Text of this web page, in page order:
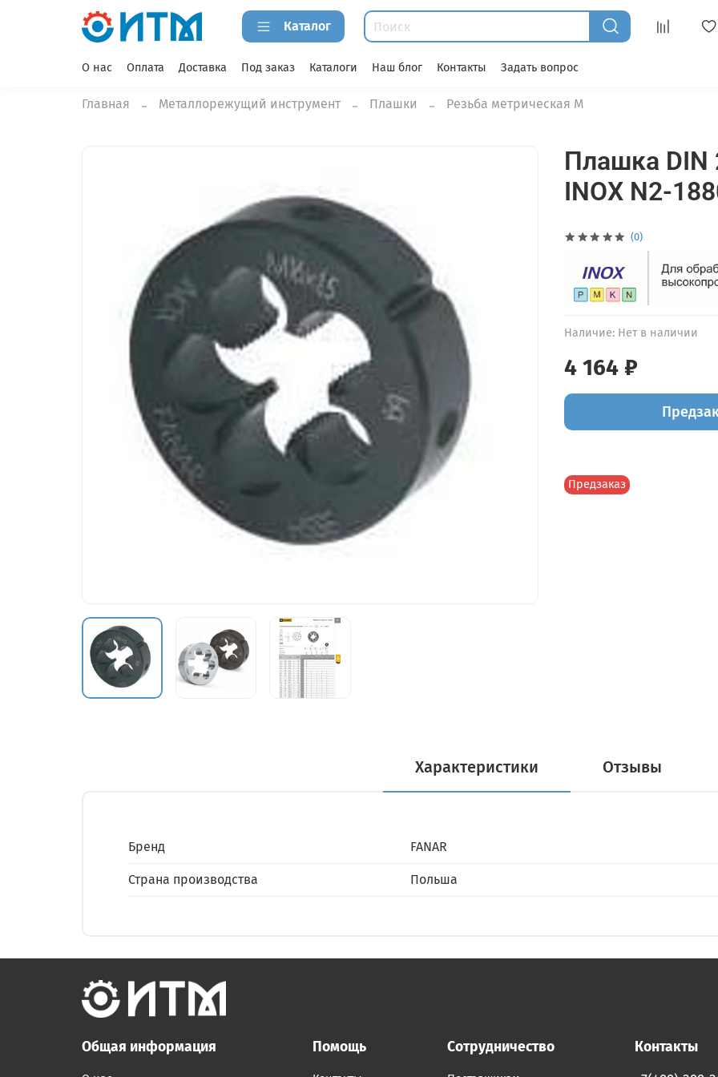
Каталог
О нас Оплата Доставка Под заказ Каталоги Наш блог Контакты Задать вопрос
Главная Металлорежущий инструмент Плашки Резьба метрическая М
(0)
Наличие: Нет в наличии
Предзаказ
Плашка DIN
INOX N2-
4 164 ₽
Характеристики Отзывы
Бренд FANAR
Страна производства Польша
Общая информация Помощь Сотрудничество
Контакты